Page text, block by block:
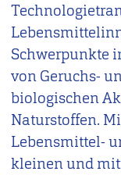
Schwerpunkte
von Geruchs-
biologischen
Naturstoffen.
Lebensmittel-
kleinen und